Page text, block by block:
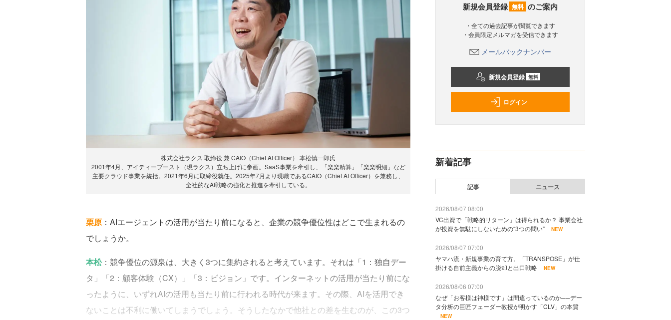
株式会社ラクス 取締役 兼 CAIO（Chief AI Officer） 本松慎一郎氏
2001年4月、アイティーブースト（現ラクス）立ち上げに参画。SaaS事業を牽引し、「楽楽精算」「楽楽明細」など
主要クラウド事業を統括。2021年6月に取締役就任。2025年7月より現職であるCAIO（Chief AI Officer）を兼務し、
全社的なAI戦略の強化と推進を牽引している。
栗原 ：AIエージェントの活用が当たり前になると、企業の競争優位性はどこで生まれるの
でしょうか。
本松：競争優位の源泉は、大きく3つに集約されると考えています。それは「1：独自デー
タ」「2：顧客体験（CX）」「3：ビジョン」です。インターネットの活用が当たり前にな
ったように、いずれAIの活用も当たり前に行われる時代が来ます。その際、AIを活用でき
ないことは不利に働いてしまうでしょう。そうしたなかで他社との差を生むのが、この3つ
新規会員登録 無料 のご案内
・全ての過去記事が閲覧できます
・会員限定メルマガを受信できます
メールバックナンバー
新規会員登録 無料
ログイン
新着記事
記事 ニュース
2026/08/07 08:00
VC出資で「戦略的リターン」は得られるか？ 事業会社
が投資を無駄にしないための“3つの問い”
NEW
2026/08/07 07:00
ヤマハ流・新規事業の育て方。「TRANSPOSE」が仕
掛ける自前主義からの脱却と出口戦略
NEW
2026/08/06 07:00
なぜ「お客様は神様です」は間違っているのか──デー
タ分析の巨匠フェーダー教授が明かす「CLV」の本質
NEW